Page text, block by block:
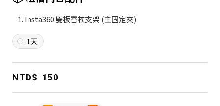
Insta360 雙板雪杖支架 (主固定夾)
1天
NTD$ 150